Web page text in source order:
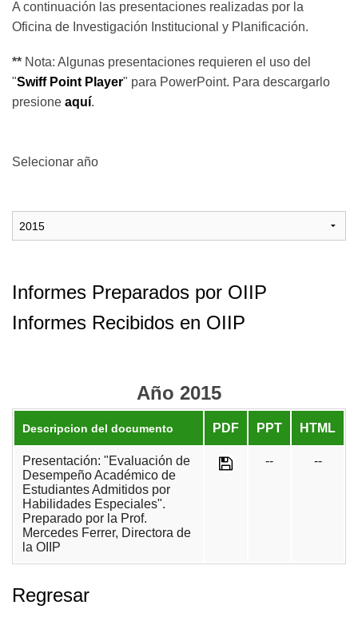
A continuación las presentaciones realizadas por la
Oficina de Investigación Institucional y Planificación.
** Nota: Algunas presentaciones requieren el uso del
"Swiff Point Player" para PowerPoint. Para descargarlo
presione aquí.
Selecionar año
Informes Preparados por OIIP
Informes Recibidos en OIIP
Año 2015
Descripcion del documento PDF PPT HTML
Presentación: "Evaluación de
Desempeño Académico de
Estudiantes Admitidos por
Habilidades Especiales".
Preparado por la Prof.
Mercedes Ferrer, Directora de
la OIIP
-- --
Regresar